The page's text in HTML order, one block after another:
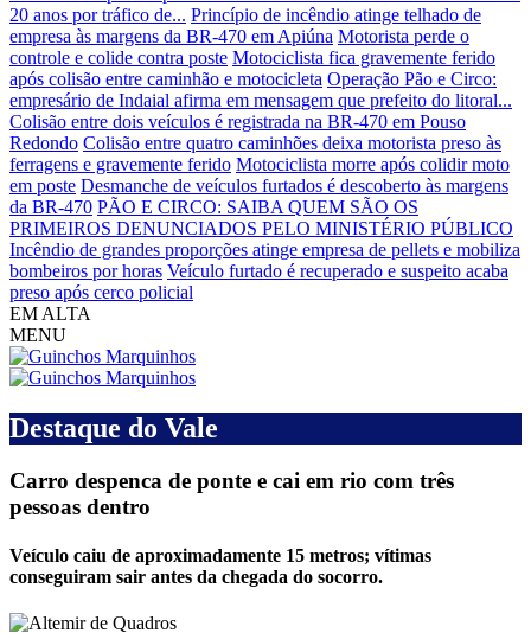
20 anos por tráfico de... Princípio de incêndio atinge telhado de
empresa às margens da BR-470 em Apiúna Motorista perde o
controle e colide contra poste Motociclista fica gravemente ferido
após colisão entre caminhão e motocicleta Operação Pão e Circo:
empresário de Indaial afirma em mensagem que prefeito do litoral...
Colisão entre dois veículos é registrada na BR-470 em Pouso
Redondo Colisão entre quatro caminhões deixa motorista preso às
ferragens e gravemente ferido Motociclista morre após colidir moto
em poste Desmanche de veículos furtados é descoberto às margens
da BR-470 PÃO E CIRCO: SAIBA QUEM SÃO OS
PRIMEIROS DENUNCIADOS PELO MINISTÉRIO PÚBLICO
Incêndio de grandes proporções atinge empresa de pellets e mobiliza
bombeiros por horas Veículo furtado é recuperado e suspeito acaba
preso após cerco policial
EM ALTA
MENU
Destaque do Vale
Carro despenca de ponte e cai em rio com três
pessoas dentro
Veículo caiu de aproximadamente 15 metros; vítimas
conseguiram sair antes da chegada do socorro.